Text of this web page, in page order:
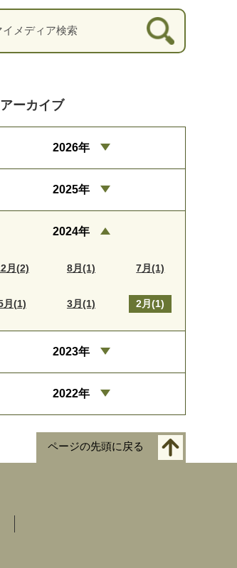
アーカイブ
2026年
2025年
2024年
月(2) 8月(1) 7月(1)
月(1) 3月(1) 2月(1)
2023年
2022年
ページの先頭に戻る